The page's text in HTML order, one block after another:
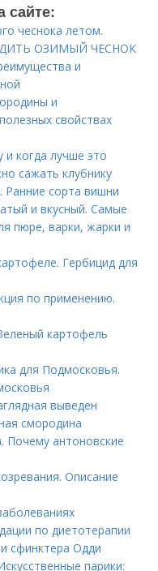
сайте:
чеснока летом.
ОЗИМЫЙ ЧЕСНОК
и
и
свойствах
и когда лучше это
сажать клубнику
Ранние сорта вишни
и вкусный. Самые
пюре, варки, жарки и
Гербицид для
по применению.
картофель
для Подмосковья.
выведен
смородина
Почему антоновские
Описание
по диетотерапии
сфинктера Одди
парики: